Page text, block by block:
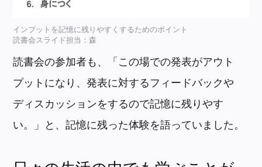
インプットを記憶に残りやすくするためのポイント
読書会スライド担当：森
読書会の参加者も、「この場での発表がアウト
プットになり、発表に対するフィードバックや
ディスカッションをするので記憶に残りやす
い。」と、記憶に残った体験を語っていました。